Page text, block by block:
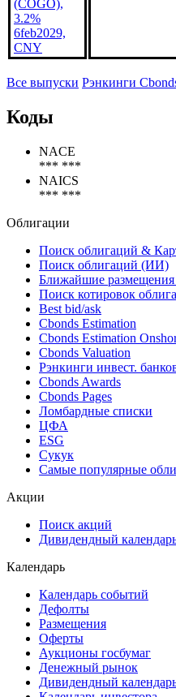
(COGO),
3.2%
6feb2029,
CNY
Все выпуски Рэнкинги
Коды
NACE
*** ***
NAICS
*** ***
Облигации
Поиск облигаций &
Поиск облигаций (ИИ)
Ближайшие размещения
Поиск котировок
Best bid/ask
Cbonds Estimation
Cbonds Estimation
Cbonds Valuation
Рэнкинги инвест.
Cbonds Awards
Cbonds Pages
Ломбардные списки
ЦФА
ESG
Сукук
Самые популярные
Акции
Поиск акций
Дивидендный
Календарь
Календарь событий
Дефолты
Размещения
Оферты
Аукционы госбумаг
Денежный рынок
Дивидендный